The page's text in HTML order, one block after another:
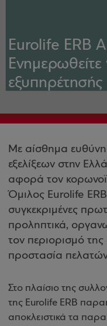
Eurolife ERB
Με αίσθημα
εξελίξεων στην
αφορά τον
Όμιλος Eurolife
συγκεκριμένες
προληπτικά,
τον περιορισμό
προστασία
Στο πλαίσιο της
της Eurolife ERB
αποκλειστικά τα